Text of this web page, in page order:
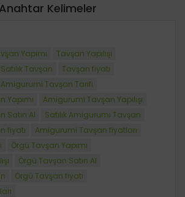
Anahtar Kelimeler
Yapımı
Tavşan Yapılışı
Satılık Tavşan
Tavşan fiyatı
Amigurumi Tavşan Tarifi
Yapımı
Amigurumi Tavşan Yapılışı
Satın Al
Satılık Amigurumi Tavşan
fiyatı
Amigurumi Tavşan fiyatları
Örgü Tavşan Yapımı
Örgü Tavşan Satın Al
Örgü Tavşan fiyatı